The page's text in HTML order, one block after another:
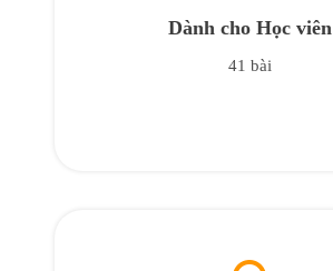
Dành cho Học viên
41 bài